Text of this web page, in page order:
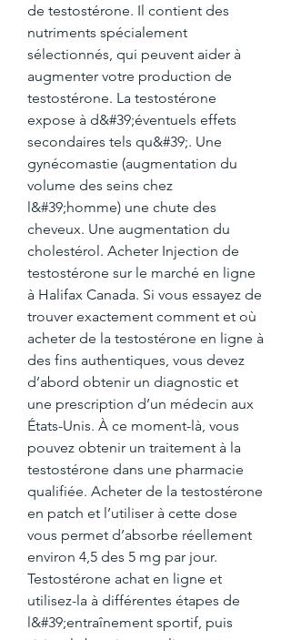
de testostérone. Il contient des
nutriments spécialement
sélectionnés, qui peuvent aider à
augmenter votre production de
testostérone. La testostérone
expose à d&#39;éventuels effets
secondaires tels qu&#39;. Une
gynécomastie (augmentation du
volume des seins chez
l&#39;homme) une chute des
cheveux. Une augmentation du
cholestérol. Acheter Injection de
testostérone sur le marché en ligne
à Halifax Canada. Si vous essayez de
trouver exactement comment et où
acheter de la testostérone en ligne à
des fins authentiques, vous devez
d’abord obtenir un diagnostic et
une prescription d’un médecin aux
États-Unis. À ce moment-là, vous
pouvez obtenir un traitement à la
testostérone dans une pharmacie
qualifiée. Acheter de la testostérone
en patch et l’utiliser à cette dose
vous permet d’absorbe réellement
environ 4,5 des 5 mg par jour.
Testostérone achat en ligne et
utilisez-la à différentes étapes de
l&#39;entraînement sportif, puis